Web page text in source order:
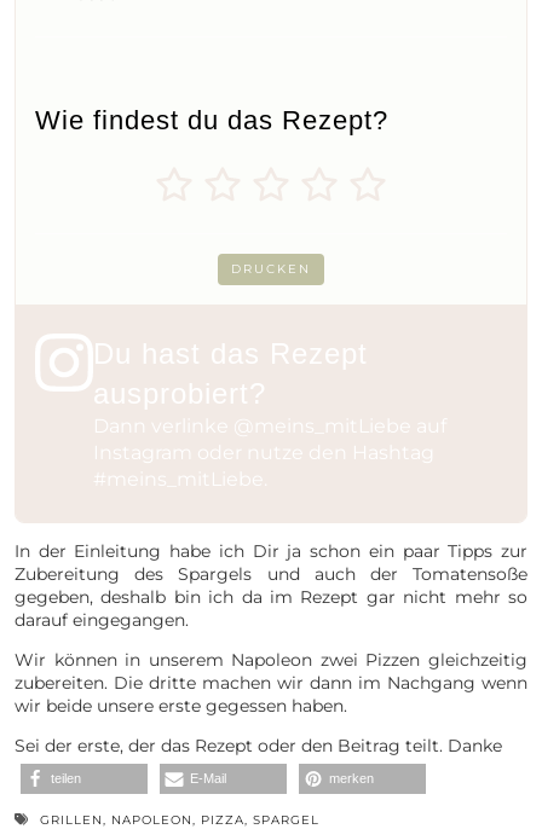
Wie findest du das Rezept?
DRUCKEN
Du hast das Rezept
ausprobiert?
Dann verlinke @meins_mitLiebe auf
Instagram oder nutze den Hashtag
#meins_mitLiebe
In der Einleitung habe ich Dir ja schon ein paar Tipps zur
Zubereitung des Spargels und auch der Tomatensoße
gegeben, deshalb bin ich da im Rezept gar nicht mehr so
darauf eingegangen.
Wir können in unserem Napoleon zwei Pizzen gleichzeitig
zubereiten. Die dritte machen wir dann im Nachgang wenn
wir beide unsere erste gegessen haben.
Sei der erste, der das Rezept oder den Beitrag teilt. Danke
teilen E-Mail merken
GRILLEN, NAPOLEON, PIZZA, SPARGEL